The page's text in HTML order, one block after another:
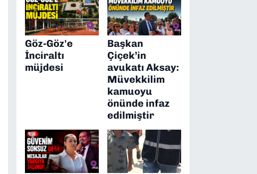
Göz-Göz'e
İnciraltı
müjdesi
Başkan
Çiçek’in
avukatı Aksay:
Müvekkilim
kamuoyu
önünde infaz
edilmiştir